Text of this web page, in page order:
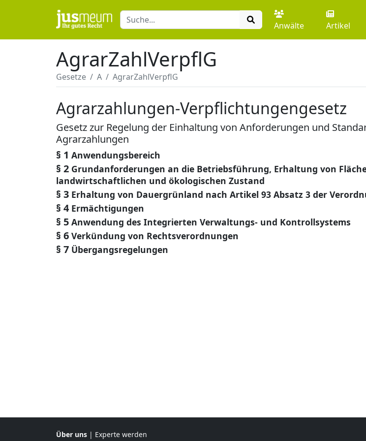
Anwälte Artikel
AgrarZahlVerpflG
Gesetze A AgrarZahlVerpflG
Agrarzahlungen-Verpflichtungengesetz
Gesetz zur Regelung der Einhaltung von Anforderungen und
Agrarzahlungen
§ 1 Anwendungsbereich
§ 2 Grundanforderungen an die Betriebsführung, Erhaltung von
landwirtschaftlichen und ökologischen Zustand
§ 3 Erhaltung von Dauergrünland nach Artikel 93 Absatz 3 der
§ 4 Ermächtigungen
§ 5 Anwendung des Integrierten Verwaltungs- und Kontrollsystems
§ 6 Verkündung von Rechtsverordnungen
§ 7 Übergangsregelungen
Über uns | Experte werden